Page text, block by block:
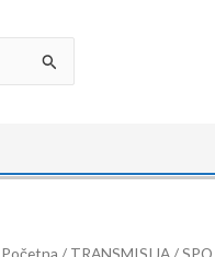
Početna / TRANSMISIJA/
RB